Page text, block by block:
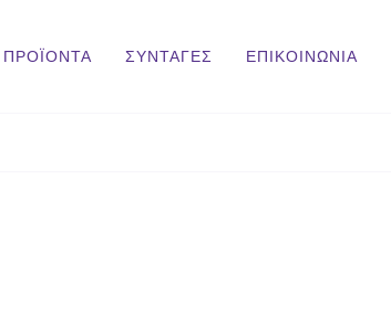
ΠΡΟΪΟΝΤΑ ΣΥΝΤΑΓΕΣ ΕΠΙΚΟΙΝΩΝΙΑ